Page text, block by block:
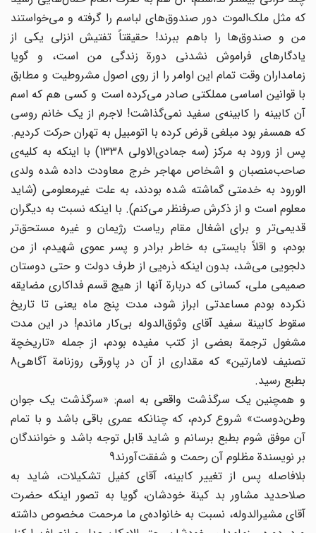
که مثل ملک‌الموت دور صندوق‌های لباسم را گرفته و می‌خواستند
من و صندوق‌ها را باهم ببرند! حقیقتاً تفتیش انزلی یکی از
یادگارهای فراموش نشدنی دورة زندگی من است، و گویا
زمامداران وقت تمام این اوامر را از روی اصول مشروطیت و مطابق
با قوانین اساسی مملکتی صادر می‌کرده است و کسی هم که اسم
آن کابینه را کابینه‌ی سفید نمی‌گذاشت! لاجرم از یک خانم روسی
که همسفر بود مبلغی قرض کرده با اتومبیل به تهران حرکت کردیم.
پس از ورود به مرکز (سه جمادی‌الاولی 1338) با اینکه به کلیه‌ی
صاحب‌منصبان و اشخاص مهاجر خرج معاودت داده شده ولدی
الورود به خدمتی گماشته شده بودند، به علت غیرمعلومی (شاید
معلوم است و از ذکرش صرفنظر می‌کنم). با اینکه نسبت به دیگران
قدیمی‌تر و برای اشغال مقام ریاست رژیمان و غیره مستحق‌تر
بودم، و اقلاً بایستی به خاطر برادر و پسر عموی شهیدم، از من
دلجویی می‌شد، بدون اینکه ذره‌یی از طرف دولت و حتی دوستان
صمیمی ملی، کسانی که دربارة آنها از هیچ قسم فداکاری مضایقه
نکرده بودم مساعدتی ابراز شود، مدت پنج ماه یعنی تا تاریخ
سقوط کابینة سفید آقای وثوق‌الدوله بی‌کار ماندم! در این مدت
مشغول ترجمة بعضی از کتب مفیده بودم، از جمله «تاریخچة
تصنیف لامارتین» که مقداری از آن در پاورقی روزنامة آگاهی8
بطبع رسید.
و همچنین یک سرگذشت واقعی به اسم: «سرگذشت یک جوان
وطن‌دوست» شروع کردم، که چنانکه عمری باقی باشد و با تمام
آن موفق شوم بطبع برسانم و شاید قابل توجه باشد و خوانندگان
بر نویسندة مظلوم آن رحمت و شفقت‌آورند9
بلافاصله پس از تغییر کابینه، آقای کفیل تشکیلات، شاید به
صلاحدید مشاور بد کینة خودشان، گویا به تصور اینکه حضرت
آقای مشیرالدوله، نسبت به خانواده‌ی ما مرحمت مخصوص داشته